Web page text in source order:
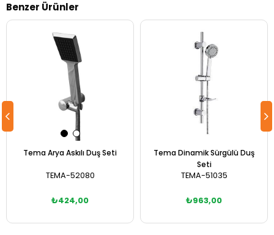
Benzer Ürünler
Tema Arya Askılı Duş Seti
TEMA-52080
₺424,00
Tema Dinamik Sürgülü Duş
Seti
TEMA-51035
₺963,00